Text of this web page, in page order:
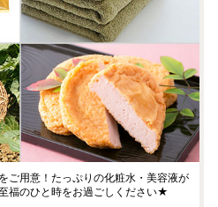
ご用意！たっぷりの化粧水・美容液が
福のひと時をお過ごしください★